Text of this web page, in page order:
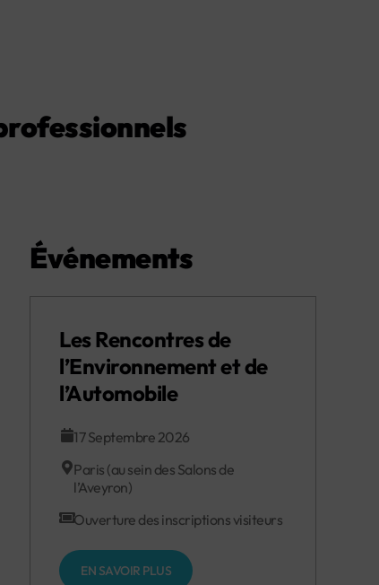
Événements
Les Rencontres de
l’Environnement et de
l’Automobile
17 Septembre 2026
Paris (au sein des Salons de
l’Aveyron)
Ouverture des inscriptions visiteurs
EN SAVOIR PLUS